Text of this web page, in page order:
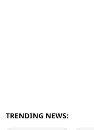
TRENDING NEWS: